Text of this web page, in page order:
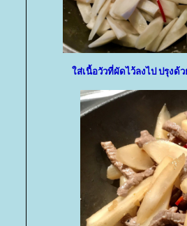
ส่เนื้อวัวที่ผัดไว้ลงไป ปรุงด้